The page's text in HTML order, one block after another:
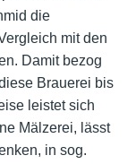
die
mit den
Damit bezog
Brauerei bis
leistet sich
Mälzerei, lässt
in sog.